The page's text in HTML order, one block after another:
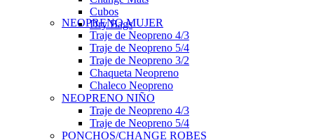
Cubos
Dry Bags
NEOPRENO MUJER
Traje de Neopreno 4/3
Traje de Neopreno 5/4
Traje de Neopreno 3/2
Chaqueta Neopreno
Chaleco Neopreno
NEOPRENO NIÑO
Traje de Neopreno 4/3
Traje de Neopreno 5/4
PONCHOS/CHANGE ROBES